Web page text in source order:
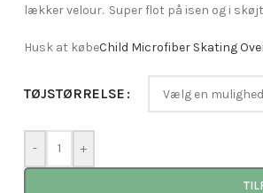
lækker velour. Super flot på isen og i
Husk at købeChild Microfiber Skating
TØJSTØRRELSE
- +